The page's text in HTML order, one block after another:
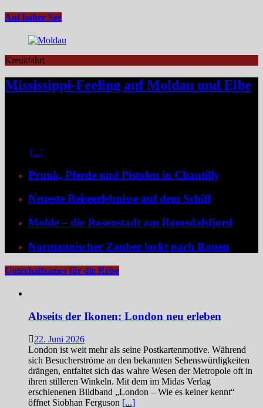
Auf hoher See
Kreuzfahrt
Mississippi-Feeling auf Moldau und Elbe
[...]
Prunk, Pferde und Pistolen in Chantilly
Neueste Reiseerlebnisse auf dem Schiff
Molde – die Rosenstadt am Romsdalsfjord
Normannischer Zauber lockt nach Rouen
Unterhaltsames für die Reise
Abseits der Ikonen: London neu erleben
22. Juni 2026
London ist weit mehr als seine Postkartenmotive. Während
sich Besucherströme an den bekannten Sehenswürdigkeiten
drängen, entfaltet sich das wahre Wesen der Metropole oft in
ihren stilleren Winkeln. Mit dem im Midas Verlag
erschienenen Bildband „London – Wie es keiner kennt“
öffnet Siobhan Ferguson [...]